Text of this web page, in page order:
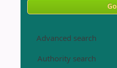
Go
Advanced search
Authority search